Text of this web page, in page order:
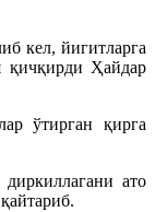
кел, йигитларга
қичқирди Ҳайдар
ўтирган қирга
ато